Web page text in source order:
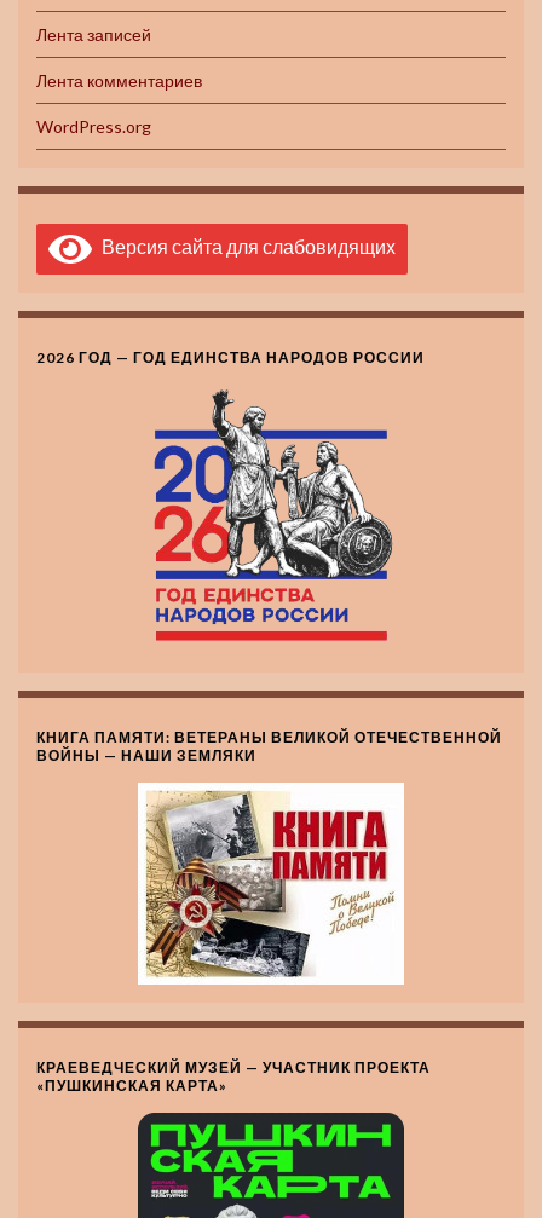
Лента записей
Лента комментариев
WordPress.org
Версия сайта для слабовидящих
2026 ГОД — ГОД ЕДИНСТВА НАРОДОВ РОССИИ
КНИГА ПАМЯТИ: ВЕТЕРАНЫ ВЕЛИКОЙ ОТЕЧЕСТВЕННОЙ
ВОЙНЫ — НАШИ ЗЕМЛЯКИ
КРАЕВЕДЧЕСКИЙ МУЗЕЙ — УЧАСТНИК ПРОЕКТА
«ПУШКИНСКАЯ КАРТА»